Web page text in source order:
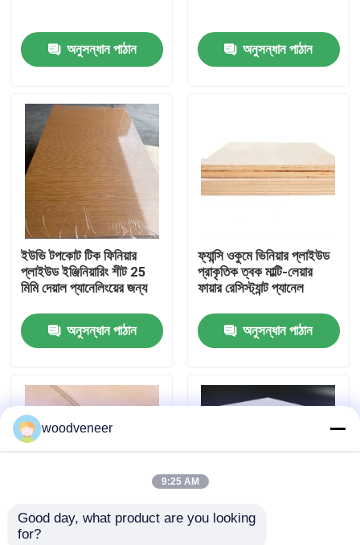
পণ্য
আমাদের সম্পর্কে
কারখানা ভ্রমণ
মান নিয়ন্ত্রণ
যোগাযোগ করুন
উদ্ধৃতির জন্য আবেদন
প্রাকৃতিক কাঠ ব্যহ্যাবরণ
কাঠের মেঝে ব্যহ্যাবরণ
অনুসন্ধান পাঠান অনুসন্ধান পাঠান
ইউভি টপকোট টিক ফিনিয়ার
প্লাইউড ইঞ্জিনিয়ারিং শীট 25
মিমি দেয়াল প্যানেলিংয়ের জন্য
অনুসন্ধান পাঠান
ফ্যান্সি ওকুমে ভিনিয়ার প্লাইউড
প্রাকৃতিক ত্বক মাল্টি-লেয়ার
ফায়ার রেসিস্ট্যান্ট প্যানেল
অনুসন্ধান পাঠান
E1 Okoume হার্ডউড
woodveneer
9:25 AM
Good day, what product are you looking
for?